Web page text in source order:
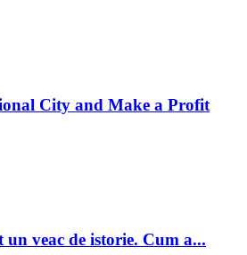
City and Make a Profit
veac de istorie. Cum a...